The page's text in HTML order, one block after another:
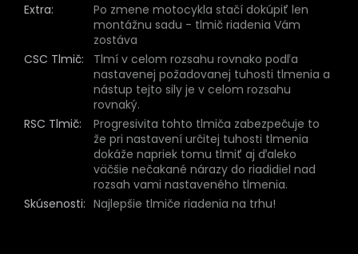
Extra:
Po zmene motocykla stačí dokúpiť len
montážnu sadu - tlmič riadenia Vám
zostáva
CSC Tlmič:
Tlmí v celom rozsahu rovnako podľa
nastavenej požadovanej tuhosti tlmenia a
nástup tejto sily je v celom rozsahu
rovnaký.
RSC Tlmič:
Progresivita tohto tlmiča zabezpečuje to
že pri nastavení určitej tuhosti tlmenia
dokáže napriek tomu tlmiť aj ďaleko
väčšie nečakané nárazy do riadidiel nad
rozsah vami nastaveného tlmenia.
Skúsenosti: Najlepšie tlmiče riadenia na trhu!